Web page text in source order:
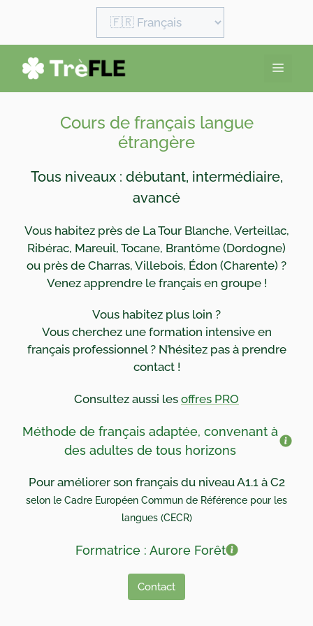
contenu
langue
Menu
Cours de français langue
étrangère
Tous niveaux : débutant, intermédiaire,
avancé
Vous habitez près de La Tour Blanche, Verteillac,
Ribérac, Mareuil, Tocane, Brantôme (Dordogne)
ou près de Charras, Villebois, Édon (Charente) ?
Venez apprendre le français en groupe !
Vous habitez plus loin ?
Vous cherchez une formation intensive en
français professionnel ? N’hésitez pas à prendre
contact !
Consultez aussi les offres PRO
Méthode de français adaptée, convenant à
des adultes de tous horizons
Pour améliorer son françaisdu niveau A1.1 à C2
selon le Cadre Européen Commun de Référence pour les
langues (CECR)
Formatrice : Aurore Forêt
Contact